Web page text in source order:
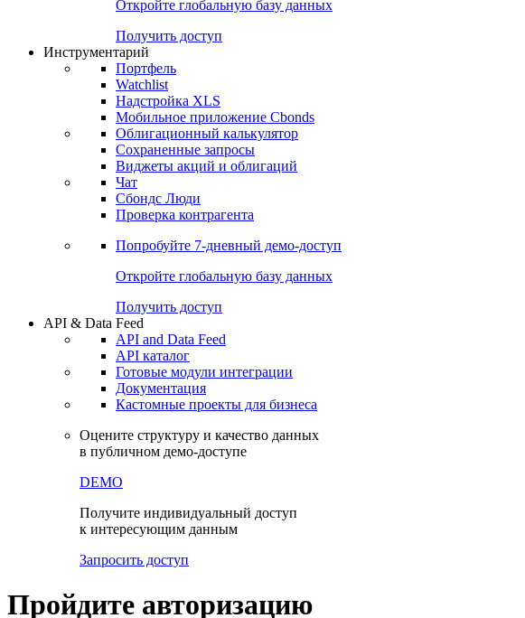
Попробуйте7-дневный
Откройте глобальную базу данных
Получить доступ
Инструментарий
Портфель
Watchlist
Надстройка XLS
Мобильное приложение Cbonds
Облигационный калькулятор
Сохраненные запросы
Виджеты акций и облигаций
Чат
Сбондс Люди
Проверка контрагента
Попробуйте7-дневный
Откройте глобальную базу данных
Получить доступ
API & Data Feed
API and Data Feed
API каталог
Документация
Кастомные проекты для бизнеса
Оцените структуру и качество данных
в публичном демо-доступе
DEMO
Получите индивидуальный доступ